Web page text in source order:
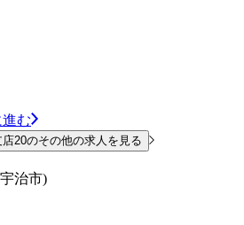
む
20のその他の求人を見る
治市)